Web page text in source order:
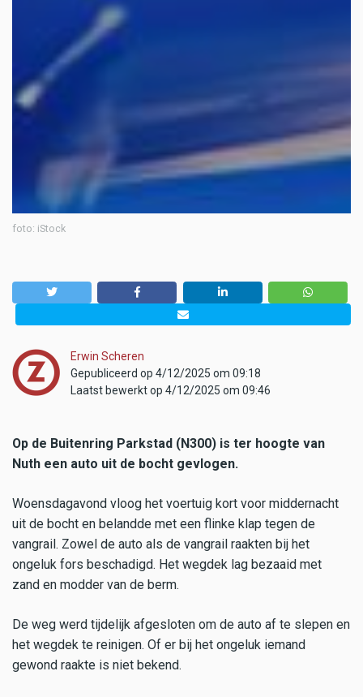
foto: iStock
Erwin Scheren
Gepubliceerd op 4/12/2025 om 09:18
Laatst bewerkt op 4/12/2025 om 09:46
Op de Buitenring Parkstad (N300) is ter hoogte van
Nuth een auto uit de bocht gevlogen.
Woensdagavond vloog het voertuig kort voor middernacht
uit de bocht en belandde met een flinke klap tegen de
vangrail. Zowel de auto als de vangrail raakten bij het
ongeluk fors beschadigd. Het wegdek lag bezaaid met
zand en modder van de berm.
De weg werd tijdelijk afgesloten om de auto af te slepen en
het wegdek te reinigen. Of er bij het ongeluk iemand
gewond raakte is niet bekend.